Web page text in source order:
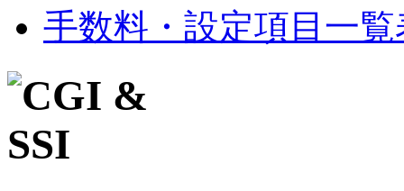
手数料・設定項目一覧